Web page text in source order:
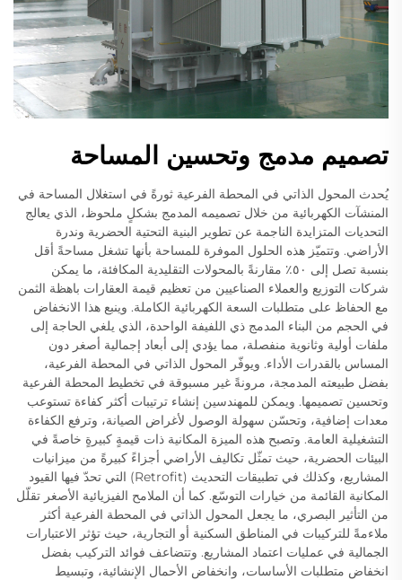
تصميم مدمج وتحسين المساحة
يُحدث المحول الذاتي في المحطة الفرعية ثورةً في استغلال المساحة في
المنشآت الكهربائية من خلال تصميمه المدمج بشكلٍ ملحوظ، الذي يعالج
التحديات المتزايدة الناجمة عن تطوير البنية التحتية الحضرية وندرة
الأراضي. وتتميّز هذه الحلول الموفرة للمساحة بأنها تشغل مساحةً أقل
بنسبة تصل إلى ٥٠٪ مقارنةً بالمحولات التقليدية المكافئة، ما يمكن
شركات التوزيع والعملاء الصناعيين من تعظيم قيمة العقارات باهظة الثمن
مع الحفاظ على متطلبات السعة الكهربائية الكاملة. وينبع هذا الانخفاض
في الحجم من البناء المدمج ذي اللفيفة الواحدة، الذي يلغي الحاجة إلى
ملفات أولية وثانوية منفصلة، مما يؤدي إلى أبعاد إجمالية أصغر دون
المساس بالقدرات الأداء. ويوفّر المحول الذاتي في المحطة الفرعية،
بفضل طبيعته المدمجة، مرونةً غير مسبوقة في تخطيط المحطة الفرعية
وتحسين تصميمها. ويمكن للمهندسين إنشاء ترتيبات أكثر كفاءة تستوعب
معدات إضافية، وتحسّن سهولة الوصول لأغراض الصيانة، وترفع الكفاءة
التشغيلية العامة. وتصبح هذه الميزة المكانية ذات قيمةٍ كبيرةٍ خاصةً في
البيئات الحضرية، حيث تمثّل تكاليف الأراضي أجزاءً كبيرةً من ميزانيات
المشاريع، وكذلك في تطبيقات التحديث (Retrofit) التي تحدّ فيها القيود
المكانية القائمة من خيارات التوسّع. كما أن الملامح الفيزيائية الأصغر تقلّل
من التأثير البصري، ما يجعل المحول الذاتي في المحطة الفرعية أكثر
ملاءمةً للتركيبات في المناطق السكنية أو التجارية، حيث تؤثر الاعتبارات
الجمالية في عمليات اعتماد المشاريع. وتتضاعف فوائد التركيب بفضل
انخفاض متطلبات الأساسات، وانخفاض الأحمال الإنشائية، وتبسيط